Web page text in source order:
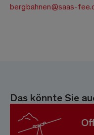
bergbahnen@saas-
Das könnte Sie